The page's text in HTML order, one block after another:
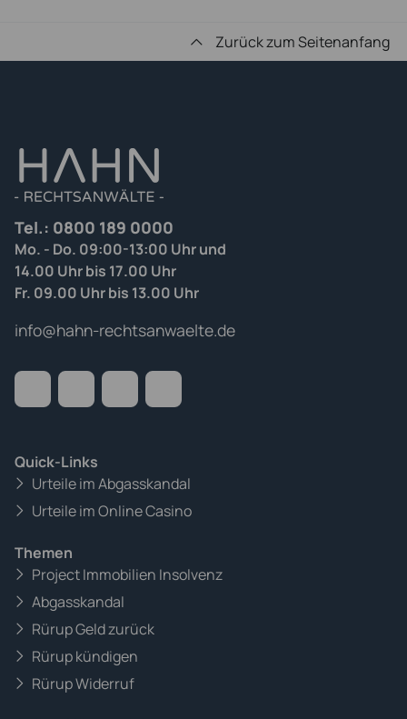
Zurück zum Seitenanfang
Tel.: 0800 189 0000
Mo. - Do. 09:00-13:00 Uhr und
14.00 Uhr bis 17.00 Uhr
Fr. 09.00 Uhr bis 13.00 Uhr
info@hahn-rechtsanwaelte.de
Quick-Links
Urteile im Abgasskandal
Urteile im Online Casino
Themen
Project Immobilien Insolvenz
Abgasskandal
Rürup Geld zurück
Rürup kündigen
Rürup Widerruf